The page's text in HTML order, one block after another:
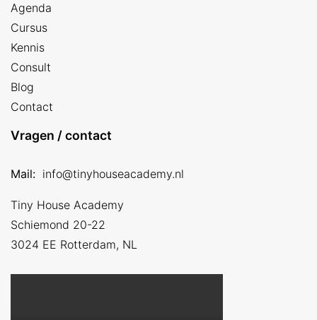
Agenda
Cursus
Kennis
Consult
Blog
Contact
Vragen / contact
Mail: info@tinyhouseacademy.nl
Tiny House Academy
Schiemond 20-22
3024 EE Rotterdam, NL